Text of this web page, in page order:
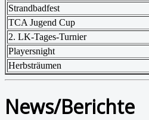
Strandbadfest
TCA Jugend Cup
2. LK-Tages-Turnier
Playersnight
Herbsträumen
News/Berichte